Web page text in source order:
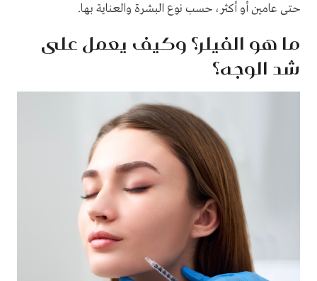
حتى عامين أو أكثر، حسب نوع البشرة والعناية بها.
ما هو الفيلر؟ وكيف يعمل على
شد الوجه؟